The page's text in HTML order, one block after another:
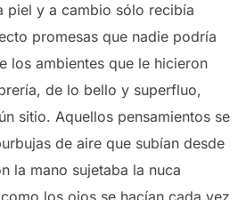
piel y a cambio sólo recibía
promesas que nadie podría
los ambientes que le hicieron
de lo bello y superfluo,
sitio. Aquellos pensamientos se
de aire que subían desde
la mano sujetaba la nuca
los ojos se hacían cada vez